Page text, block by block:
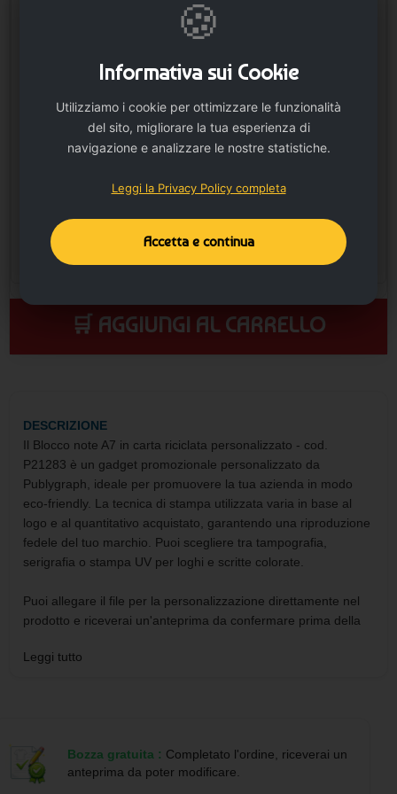
🛒 AGGIUNGI AL CARRELLO
DESCRIZIONE
Il Blocco note A7 in carta riciclata personalizzato - cod.
P21283 è un gadget promozionale personalizzato da
Publygraph, ideale per promuovere la tua azienda in modo
eco-friendly. La tecnica di stampa utilizzata varia in base al
logo e al quantitativo acquistato, garantendo una riproduzione
fedele del tuo marchio. Puoi scegliere tra tampografia,
serigrafia o stampa UV per loghi e scritte colorate.
Puoi allegare il file per la personalizzazione direttamente nel
prodotto e riceverai un'anteprima da confermare prima della
bancario, carta di credito, paypal e google pay. Il Blocco note
Caratteristiche principali:
Leggi tutto
Bozza gratuita : Completato l'ordine, riceverai un
anteprima da poter modificare.
🍪
Informativa sui Cookie
Utilizziamo i cookie per ottimizzare le funzionalità
del sito, migliorare la tua esperienza di
navigazione e analizzare le nostre statistiche.
Leggi la Privacy Policy completa
Accetta e continua